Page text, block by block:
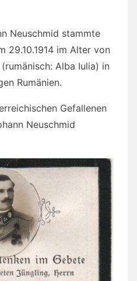
Neuschmid stammte
29.10.1914 im Alter von
(rumänisch: Alba Iulia) in
Rumänien.
Gefallenen
Neuschmid